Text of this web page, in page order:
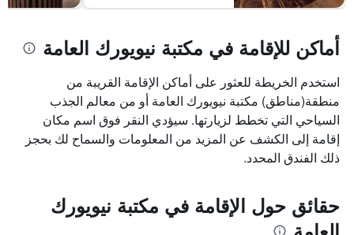
أماكن للإقامة في مكتبة نيويورك العامة
استخدم الخريطة للعثور على أماكن الإقامة القريبة من
منطقة(مناطق) مكتبة نيويورك العامة أو من معالم الجذب
السياحي التي تخطط لزيارتها. سيؤدي النقر فوق اسم مكان
إقامة إلى الكشف عن المزيد من المعلومات والسماح لك بحجز
ذلك الفندق المحدد.
حقائق حول الإقامة في مكتبة نيويورك